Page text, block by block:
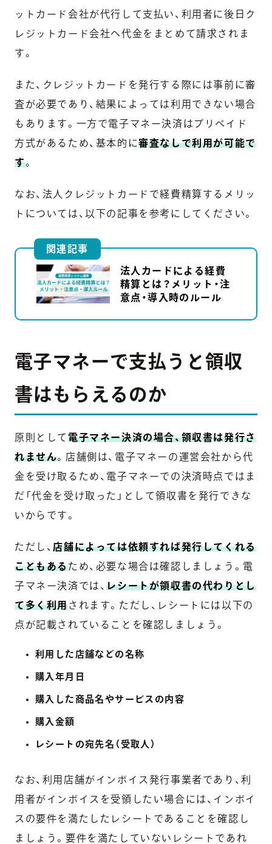
ットカード会社が代行して支払い、利用者に後日ク
レジットカード会社へ代金をまとめて請求されま
す。
また、クレジットカードを発行する際には事前に審
査が必要であり、結果によっては利用できない場合
もあります。一方で電子マネー決済はプリペイド
方式があるため、基本的に審査なしで利用が可能で
す。
なお、法人クレジットカードで経費精算するメリッ
トについては、以下の記事を参考にしてください。
関連記事
法人カードによる経費
精算とは？メリット・注
意点・導入時のルール
電子マネーで支払うと領収
書はもらえるのか
原則として電子マネー決済の場合、領収書は発行さ
れません。店舗側は、電子マネーの運営会社から代
金を受け取るため、電子マネーでの決済時点ではま
だ「代金を受け取った」として領収書を発行できな
いからです。
ただし、店舗によっては依頼すれば発行してくれる
こともあるため、必要な場合は確認しましょう。電
子マネー決済では、レシートが領収書の代わりとし
て多く利用されます。ただし、レシートには以下の
点が記載されていることを確認しましょう。
利用した店舗などの名称
購入年月日
購入した商品名やサービスの内容
購入金額
レシートの宛先名（受取人）
なお、利用店舗がインボイス発行事業者であり、利
用者がインボイスを受領したい場合には、インボイ
スの要件を満たしたレシートであることを確認し
ましょう。要件を満たしていないレシートであれ